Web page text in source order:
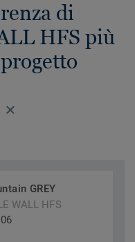
di
HFS più
GREY
WALL HFS